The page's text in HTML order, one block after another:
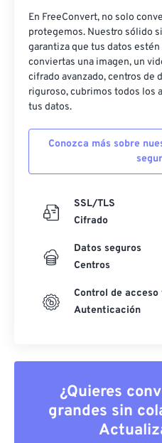
En FreeConvert, no solo
protegemos. Nuestro sólido
garantiza que tus datos
conviertas una imagen, un
cifrado avanzado, centros de
riguroso, cubrimos todos los
tus datos.
Conozca más sobre
SSL/TLS
Cifrado
Datos seguros
Centros
Control de acceso
Autenticación
¿Quieres
grandes sin